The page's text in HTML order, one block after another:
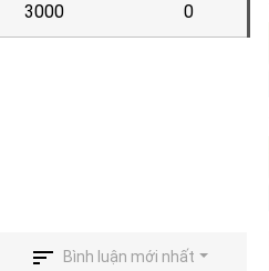
3000 0
Bình luận mới nhất